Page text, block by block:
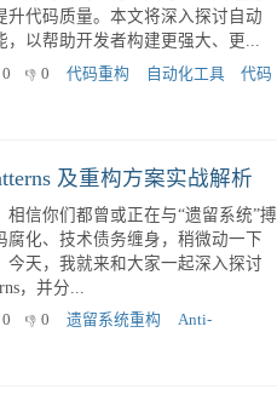
0 0 遗留系统重构 技术债务
软
环，它旨在改进现有代码的内部
个好的代码重构工具可以极大地提
升代码质量。本文将深入探讨自动
以帮助开发者构建更强大、更...
0 0 代码重构